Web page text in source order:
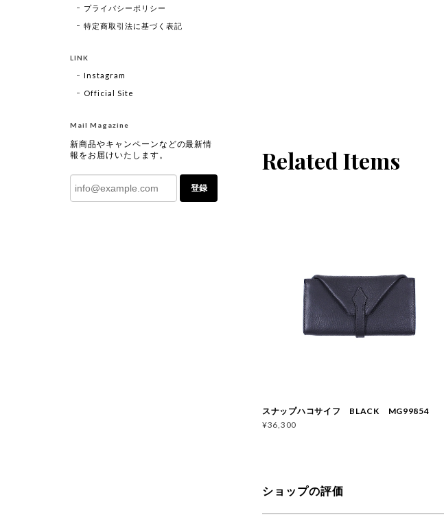
Related Items
スナップハコサイフ BLACK MG99854
¥36,300
ショップの評価
プライバシーポリシー
特定商取引法に基づく表記
LINK
Instagram
Official Site
Mail Magazine
新商品やキャンペーンなどの最新情
報をお届けいたします。
登録